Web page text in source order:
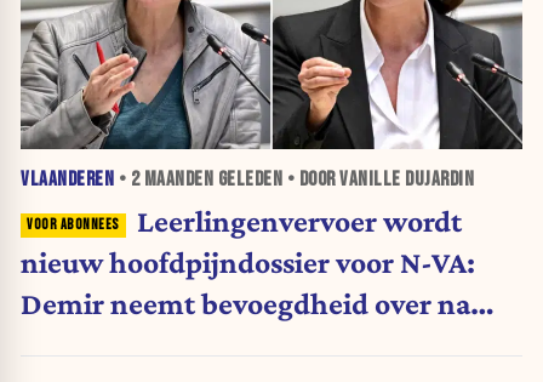
VLAANDEREN • 2 MAANDEN GELEDEN • DOOR VANILLE DUJARDIN
Leerlingenvervoer wordt
nieuw hoofdpijndossier voor N-VA:
Demir neemt bevoegdheid over na